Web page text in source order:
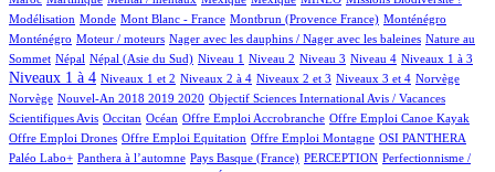
Modélisation
4/884 Monde
1/884 Mont Blanc - France
9/884 Montbrun (Provence France)
13/884 Monténégro
13/884
Monténégro
2/884 Moteur / moteurs
1/884 Nager avec les dauphins / Nager avec les baleines
2/884
Nature au
Sommet
13/884Népal
13/884 Népal (Asie du Sud)
13/884 Niveau 1
11/884 Niveau 2
11/884 Niveau 3
115/884 Niveau 4
122/884 Niveaux 1 à 3
370/884
Niveaux 1 à 4
13/884 Niveaux 1 et 2
51/884 Niveaux 2 à 4
15/884 Niveaux 2 et 3
149/884 Niveaux 3 et 4
2/884 Norvège
2/884
Norvège
13/884 Nouvel-An 2018 2019 2020
1/884
Objectif Sciences International Avis / Vacances
Scientifiques Avis
8/884 Occitan
168/884 Océan
1/884 Offre Emploi Accrobranche
1/884 Offre Emploi Canoe Kayak
1/884
Offre Emploi Drones
1/884 Offre Emploi Equitation
1/884 Offre Emploi Montagne
107/884 OSI PANTHERA
91/884
Paléo Labo+
106/884 Panthera à l’automne
6/884 Pays Basque (France)
51/884 PERCEPTION
2/884
Perfectionnisme /